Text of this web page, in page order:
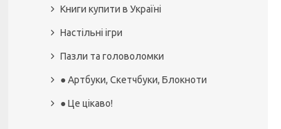
Книги купити в Україні
Настільні ігри
Пазли та головоломки
● Артбуки, Скетчбуки, Блокноти
● Це цікаво!